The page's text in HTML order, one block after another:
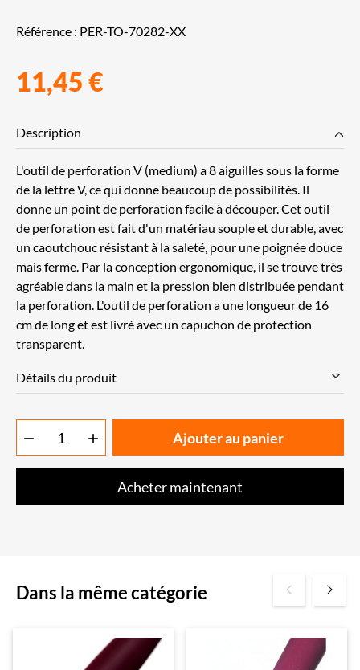
Référence : PER-TO-70282-XX
11,45 €
Description
L'outil de perforation V (medium) a 8 aiguilles sous la forme
de la lettre V, ce qui donne beaucoup de possibilités. Il
donne un point de perforation facile à découper. Cet outil
de perforation est fait d'un matériau souple et durable, avec
un caoutchouc résistant à la saleté, pour une poignée douce
mais ferme. Par la conception ergonomique, il se trouve très
agréable dans la main et la pression bien distribuée pendant
la perforation. L'outil de perforation a une longueur de 16
cm de long et est livré avec un capuchon de protection
transparent.
Détails du produit
  Ajouter au panier
Acheter maintenant
Dans la même catégorie